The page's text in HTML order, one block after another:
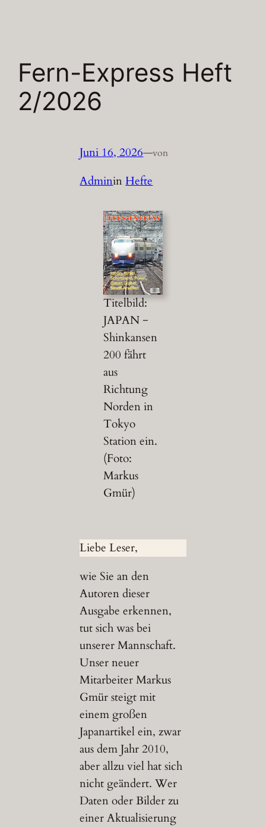
Fern-Express Heft
2/2026
Juni 16, 2026—von
AdmininHefte
Titelbild:
JAPAN −
Shinkansen
200 fährt
aus
Richtung
Norden in
Tokyo
Station ein.
(Foto:
Markus
Gmür)
Liebe Leser,
wie Sie an den
Autoren dieser
Ausgabe erkennen,
tut sich was bei
unserer Mannschaft.
Unser neuer
Mitarbeiter Markus
Gmür steigt mit
einem großen
Japanartikel ein, zwar
aus dem Jahr 2010,
aber allzu viel hat sich
nicht geändert. Wer
Daten oder Bilder zu
einer Aktualisierung